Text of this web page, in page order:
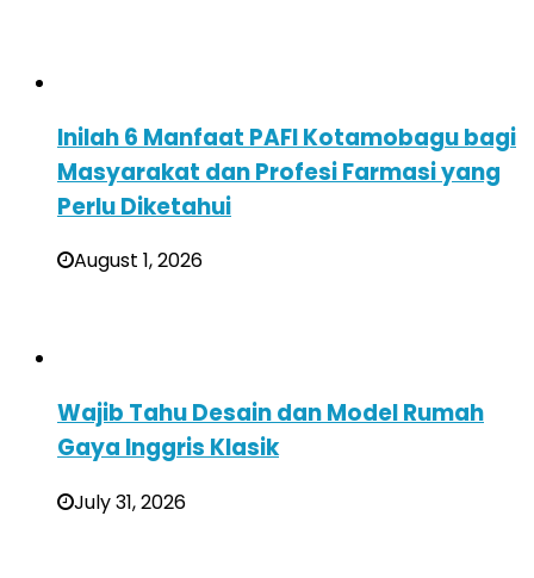
Inilah 6 Manfaat PAFI Kotamobagu bagi
Masyarakat dan Profesi Farmasi yang
Perlu Diketahui
August 1, 2026
Wajib Tahu Desain dan Model Rumah
Gaya Inggris Klasik
July 31, 2026